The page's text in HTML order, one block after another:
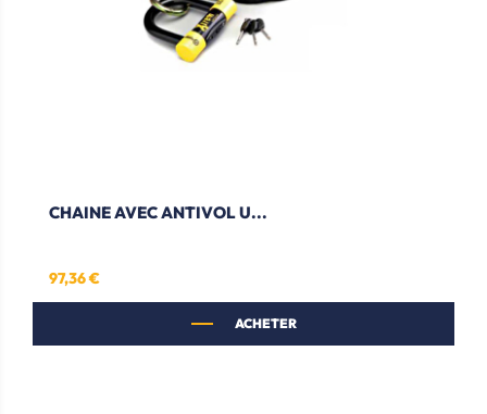
CHAINE AVEC ANTIVOL U...
Prix
97,36 €
ACHETER